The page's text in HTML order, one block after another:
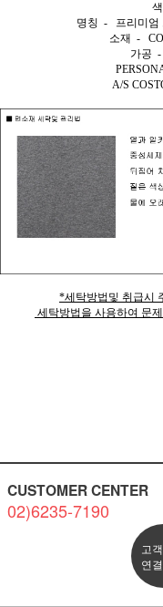
명칭 - 프리미엄
소재 -
가공
A/S
*세탁방법및 취급시
세탁방법을 사용하여 문
CUSTOMER CENTER
02)6235-7190
고
연